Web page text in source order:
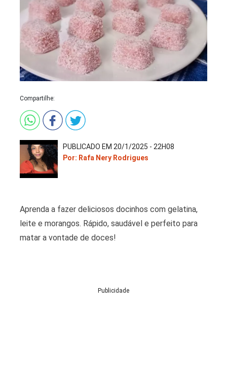
Compartilhe:
PUBLICADO EM 20/1/2025 - 22H08
Por: Rafa Nery Rodrigues
Aprenda a fazer deliciosos docinhos com gelatina,
leite e morangos. Rápido, saudável e perfeito para
matar a vontade de doces!
Publicidade